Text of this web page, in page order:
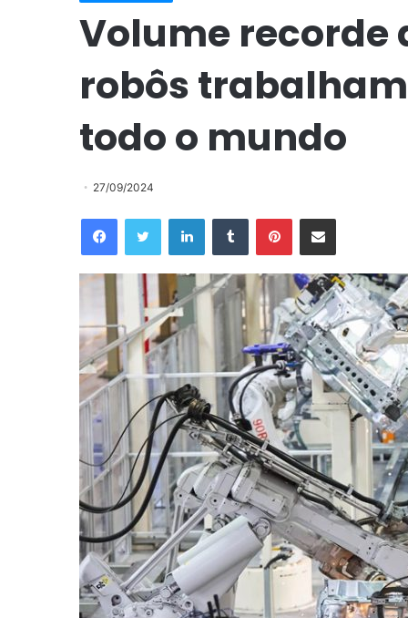
Volume recorde
robôs
todo o mundo
27/09/2024